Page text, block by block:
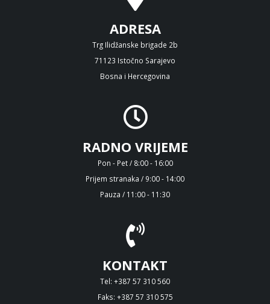
ADRESA
Trg Ilidžanske brigade 2b
71123 Istočno Sarajevo
Bosna i Hercegovina
RADNO VRIJEME
Pon - Pet / 8:00 - 16:00
Prijem stranaka / 9:00 - 14:00
Pauza / 11:00 - 11:30
KONTAKT
Tel: +387 57 310 560
Faks: +387 57 310 575